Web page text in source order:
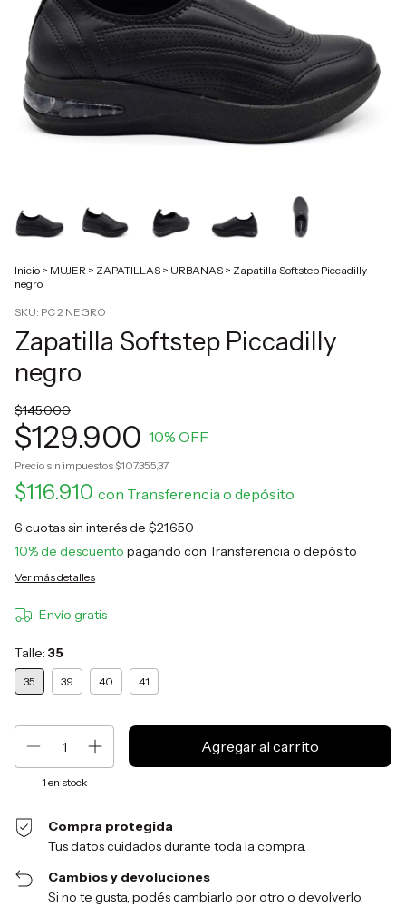
Inicio > MUJER > ZAPATILLAS > URBANAS > Zapatilla Softstep Piccadilly
negro
SKU: PC 2 NEGRO
Zapatilla Softstep Piccadilly
negro
$145.000
$129.900 10% OFF
Precio sin impuestos$107.355,37
$116.910 con Transferencia o depósito
6 cuotas sin interés de $21.650
10% de descuento pagando con Transferencia o depósito
Ver más detalles
Envío gratis
Talle: 35
35 39 40 41
1 en stock
Compra protegida
Tus datos cuidados durante toda la compra.
Cambios y devoluciones
Si no te gusta, podés cambiarlo por otro o devolverlo.